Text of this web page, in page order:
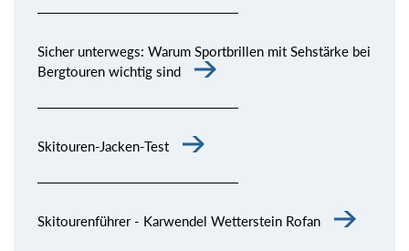
Sicher unterwegs: Warum Sportbrillen mit Sehstärke bei
Bergtouren wichtig sind
Skitouren-Jacken-Test
Skitourenführer - Karwendel Wetterstein Rofan